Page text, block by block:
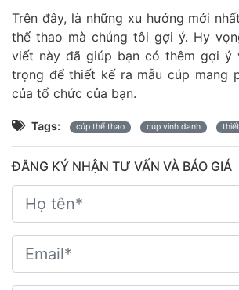
Trên đây, là những xu hướng mới
thể thao mà chúng tôi gợi ý. Hy
viết này đã giúp bạn có thêm gợi ý
trọng để thiết kế ra mẫu cúp mang
của tổ chức của bạn.
Tags: cúp thể thao cúp vinh danh
ĐĂNG KÝ NHẬN TƯ VẤN VÀ BÁO GIÁ